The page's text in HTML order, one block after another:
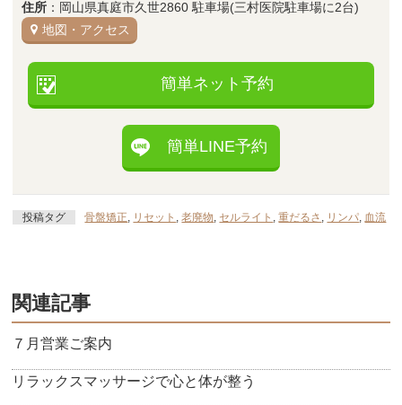
住所 ：岡山県真庭市久世2860 駐車場(三村医院駐車場に2台)
地図・アクセス
簡単ネット予約
簡単LINE予約
投稿タグ 骨盤矯正, リセット ,老廃物, セルライト ,重だるさ , リンパ, 血流
関連記事
７月営業ご案内
リラックスマッサージで心と体が整う